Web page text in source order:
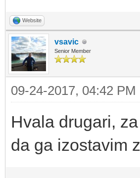
Website
vsavic
Senior Member
09-24-2017, 04:42 PM
Hvala drugari,
da ga izostavim